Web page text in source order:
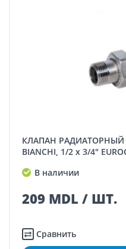
КЛАПАН РАДИАТОРНЫЙ ОТСЕКАЮЩИЙ ПРЯМОЙ,
BIANCHI, 1/2 x 3/4"
В наличии
209 MDL / ШТ.
Сравнить